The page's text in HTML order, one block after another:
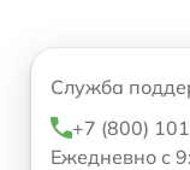
Служба
+7 (800)
Ежедневно с